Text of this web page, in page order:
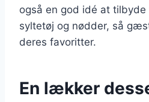
også en god idé at
syltetøj og nødder, så
deres favoritter.
En lækker